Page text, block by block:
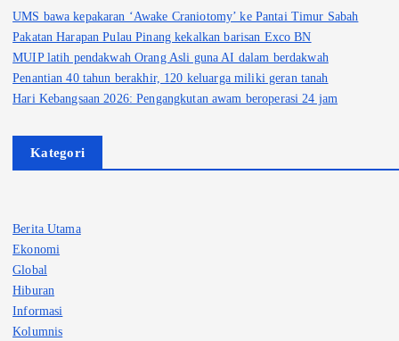
UMS bawa kepakaran ‘Awake Craniotomy’ ke Pantai Timur Sabah
Pakatan Harapan Pulau Pinang kekalkan barisan Exco BN
MUIP latih pendakwah Orang Asli guna AI dalam berdakwah
Penantian 40 tahun berakhir, 120 keluarga miliki geran tanah
Hari Kebangsaan 2026: Pengangkutan awam beroperasi 24 jam
Kategori
Berita Utama
Ekonomi
Global
Hiburan
Informasi
Kolumnis